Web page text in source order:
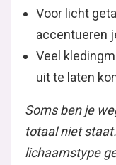
Voor licht
accentueren
Veel
uit te laten
Soms ben je
totaal niet
lichaamstype